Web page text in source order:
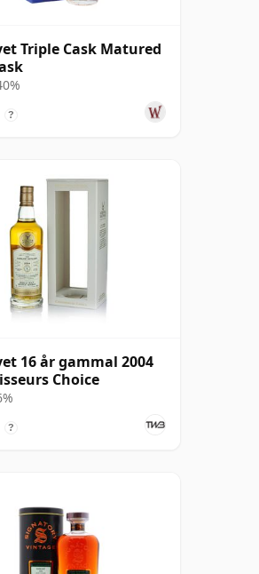
Triple Cask Matured
?
16 år gammal 2004
Choice
?